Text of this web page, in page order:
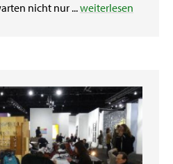
nicht nur ...weiterlesen